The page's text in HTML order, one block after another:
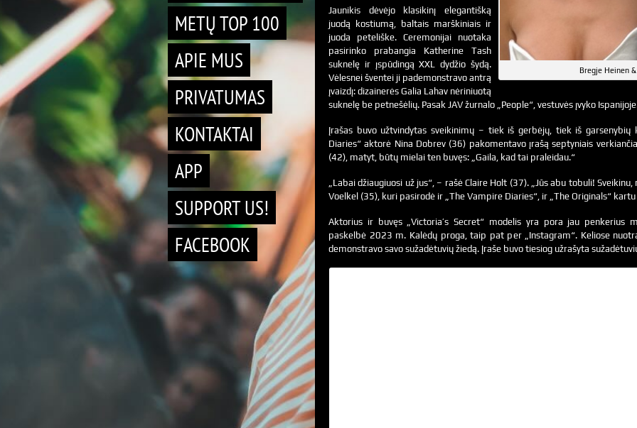
METŲ TOP 100
APIE MUS
PRIVATUMAS
KONTAKTAI
APP
SUPPORT US!
FACEBOOK
Bregje Heinen
Jaunikis dėvėjo klasikinį elegantišką
juodą kostiumą, baltais marškiniais ir
juoda peteliške. Ceremonijai nuotaka
pasirinko prabangia Katherine Tash
suknelę ir įspūdingą XXL dydžio šydą.
Vėlesnei šventei ji pademonstravo antrą
įvaizdį: dizainerės Galia Lahav nėriniuotą
suknelę be petnešėlių. Pasak JAV žurnalo „People“, vestuvės įvyko
Įrašas buvo užtvindytas sveikinimų – tiek iš gerbėjų, tiek iš garsenybių
Diaries“ aktorė Nina Dobrev (36) pakomentavo įrašą septyniais
(42), matyt, būtų mielai ten buvęs: „Gaila, kad tai praleidau.“
„Labai džiaugiuosi už jus“, – rašė Claire Holt (37). „Jūs abu tobuli!
Voelkel (35), kuri pasirodė ir „The Vampire Diaries“, ir „The Originals“
Aktorius ir buvęs „Victoria’s Secret“ modelis yra pora jau penkerius
paskelbė 2023 m. Kalėdų proga, taip pat per „Instagram“. Keliose
demonstravo savo sužadėtuvių žiedą. Įraše buvo tiesiog užrašyta